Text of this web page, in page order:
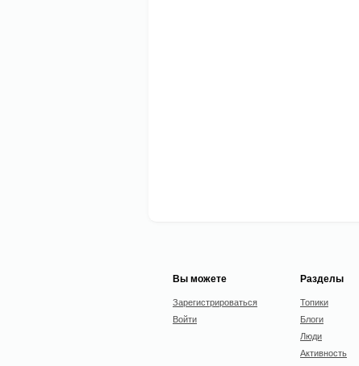
Вы можете
Зарегистрироваться
Войти
Разделы
Топики
Блоги
Люди
Активность